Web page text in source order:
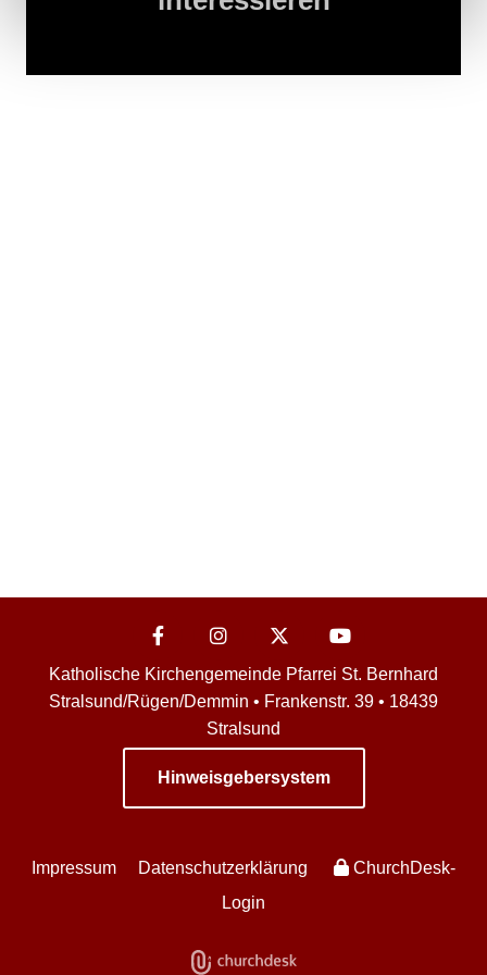
Katholische Kirchengemeinde Pfarrei St. Bernhard
Stralsund/Rügen/Demmin • Frankenstr. 39 • 18439
Stralsund
Hinweisgebersystem
Impressum Datenschutzerklärung
ChurchDesk-
Login